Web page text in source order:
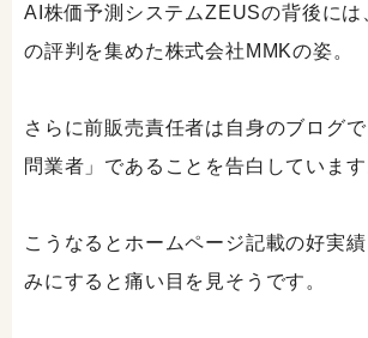
AI株価予測システムZEUSの背後には
の評判を集めた株式会社MMKの姿。
さらに前販売責任者は自身のブログ
問業者」であることを告白しています
こうなるとホームページ記載の好実
みにすると痛い目を見そうです。